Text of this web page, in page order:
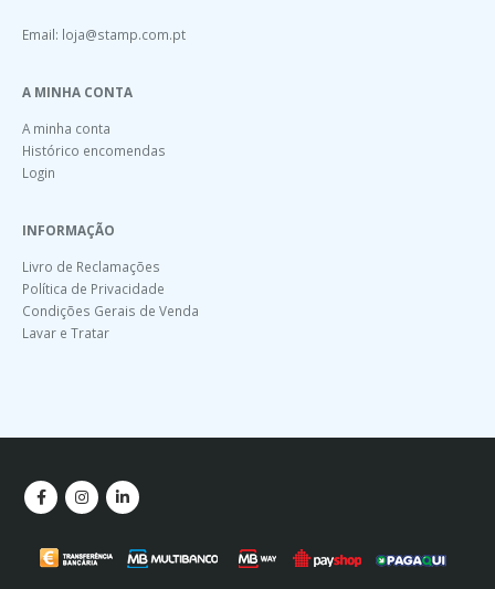
Email: loja@stamp.com.pt
A MINHA CONTA
A minha conta
Histórico encomendas
Login
INFORMAÇÃO
Livro de Reclamações
Política de Privacidade
Condições Gerais de Venda
Lavar e Tratar